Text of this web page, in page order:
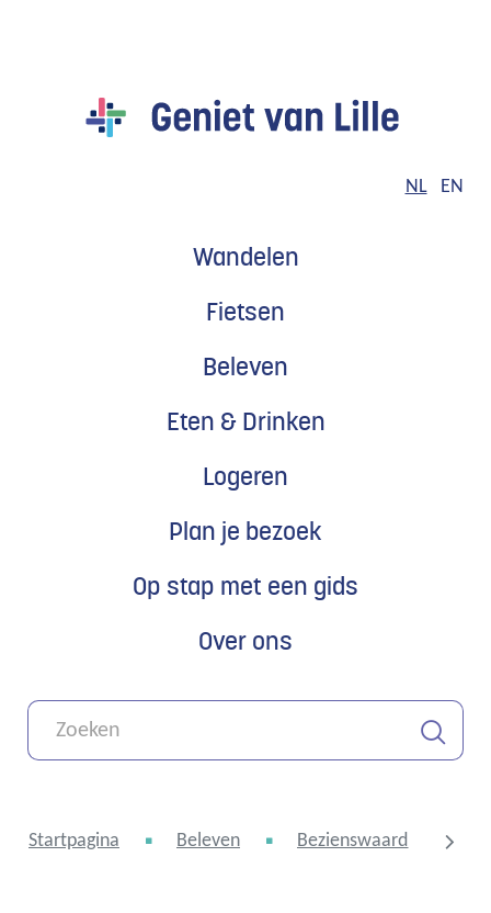
NL EN
Wandelen
Fietsen
Beleven
Eten & Drinken
Logeren
Plan je bezoek
Op stap met een gids
Over ons
Wat
zoek
Startpagina Beleven Bezienswaardigheden